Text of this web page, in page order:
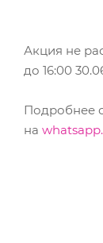
Акция не
до 16:00
Подробнее
на whatsapp.